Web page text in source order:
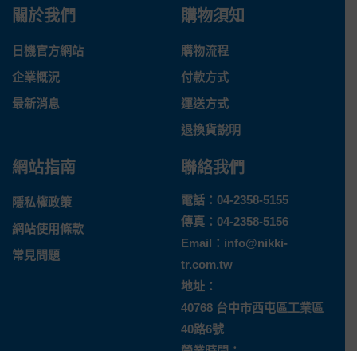
關於我們
日機官方網站
企業概況
最新消息
購物須知
購物流程
付款方式
運送方式
退換貨說明
網站指南
隱私權政策
網站使用條款
常見問題
聯絡我們
電話： 04-2358-5155
傳真：04-2358-5156
Email： info@nikki-
tr.com.tw
地址：
40768 台中市西屯區工業區
40路6號